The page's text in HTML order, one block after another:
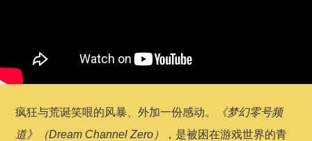
疯狂与荒诞笑哏的风暴、外加一份感动。
《梦幻零号频
道》（Dream Channel Zero）
，是被困在游戏世界的青